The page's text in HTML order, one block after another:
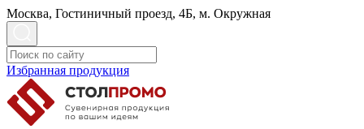
Москва, Гостиничный проезд, 4Б, м. Окружная
Избранная продукция